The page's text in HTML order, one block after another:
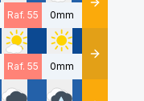
Raf. 55 0mm Détails
Raf. 55 0mm Détails